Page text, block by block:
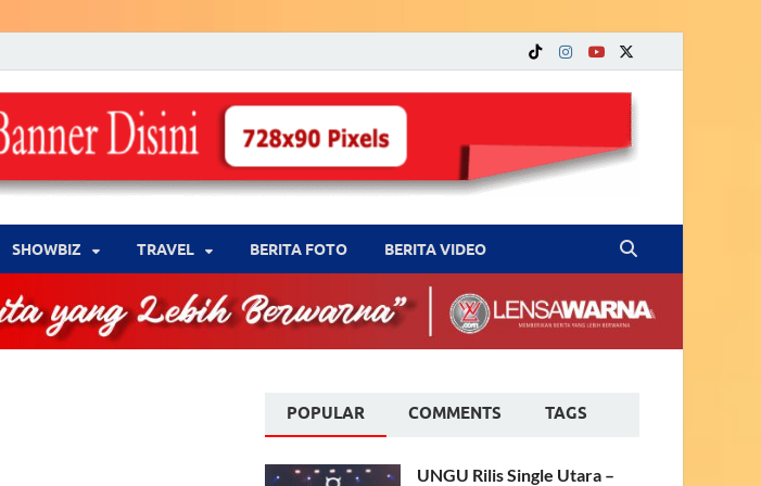
.com
Berwarna
‎SHOWBIZ ‎TRAVEL BERITA FOTO BERITA VIDEO
POPULAR COMMENTS TAGS
UNGU Rilis Single Utara –